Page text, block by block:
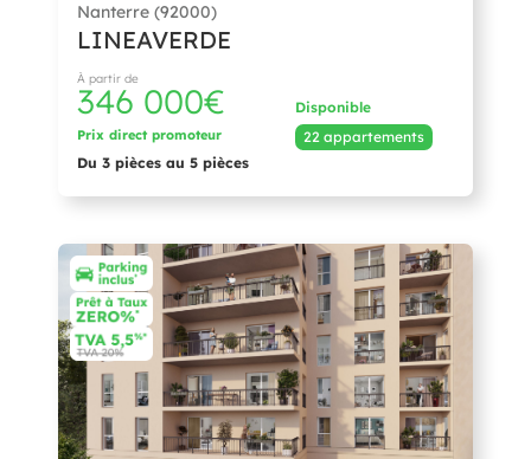
Nanterre (92000)
LINEAVERDE
À partir de
346 000€
Prix direct promoteur
Du 3 pièces au 5 pièces
Disponible
22 appartements